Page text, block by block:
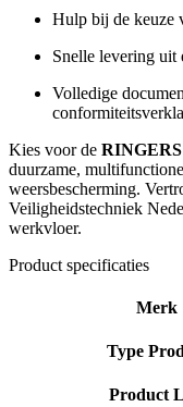
Hulp bij de keuze
Snelle levering uit
Volledige
Kies voor de RINGERS
duurzame,
weersbescherming.
Veiligheidstechniek
werkvloer.
Product specificaties
Merk
Type
Product